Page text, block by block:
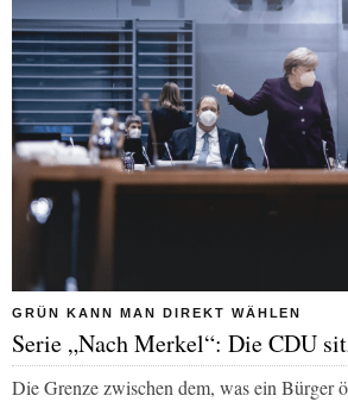
GRÜN KANN MAN DIREKT WÄHLEN
Serie „Nach Merkel“: Die CDU
Die Grenze zwischen dem, was ein Bürger